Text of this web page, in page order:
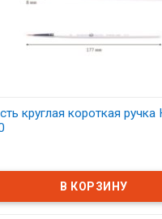
круглая короткая ручка